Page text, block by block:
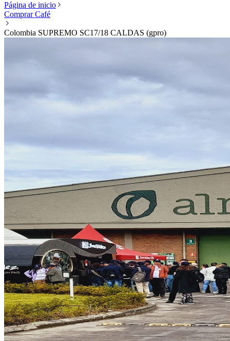
Página de inicio
Comprar Café
Colombia SUPREMO SC17/18 CALDAS (gpro)